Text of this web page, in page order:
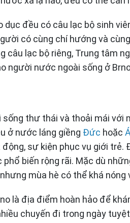
dục đều có câu lạc bộ sinh
có cùng chí hướng và
câu lạc bộ riêng, Trung tâm
người nước ngoài sống ở
sống thư thái và thoải mái với
ở nước láng giềng Đức hoặc
sự kiện phục vụ giới trẻ.
biến rộng rãi. Mặc dù
mùa hè có thể khá
là địa điểm hoàn hảo để
chuyến đi trong ngày